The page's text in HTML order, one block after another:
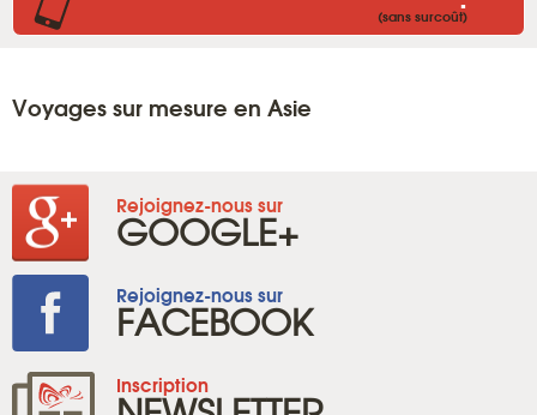
(sans surcoût)
Voyages sur mesure en Asie
Rejoignez-nous sur
GOOGLE+
Rejoignez-nous sur
FACEBOOK
Inscription